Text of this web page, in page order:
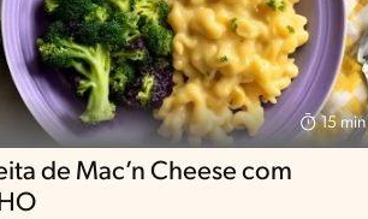
15 min
de Mac’n Cheese com